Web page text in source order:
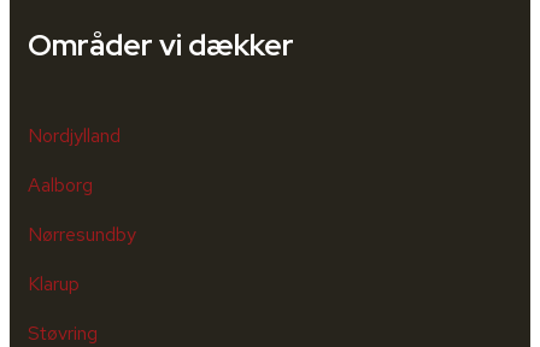
Områder vi dækker
Nordjylland
Aalborg
Nørresundby
Klarup
Støvring